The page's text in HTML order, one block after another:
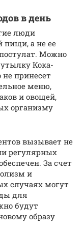
в день
люди
пищи, а не ее
Можно
Кока-
принесет
меню,
и овощей,
организму
вызывает не
регулярных
За счет
и
случаях могут
для
будут
образу